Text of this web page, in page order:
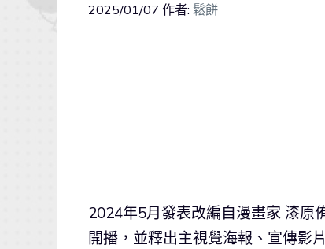
2025/01/07 作者: 鬆餅
2024年5月發表改編自漫畫家 漆原
開播，並釋出主視覺海報、宣傳影